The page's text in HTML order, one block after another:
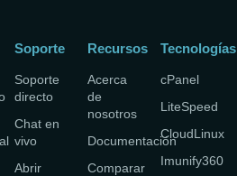
Soporte
Soporte
directo
Chat en
vivo
Abrir
Recursos
Acerca
de
nosotros
Documentación
Comparar
Tecnologías
cPanel
LiteSpeed
CloudLinux
Imunify360